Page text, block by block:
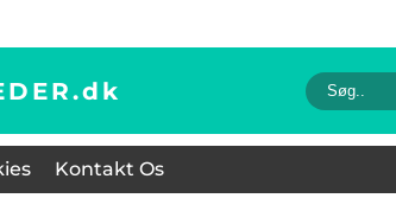
dk
Kontakt Os